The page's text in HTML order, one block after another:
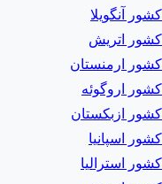
کشور آنگویلا
کشور اتریش
کشور ارمنستان
کشور اروگوئه
کشور ازبکستان
کشور اسپانیا
کشور استرالیا